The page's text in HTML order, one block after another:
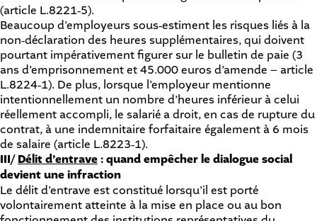
(article L.8221‑5).
Beaucoup d’employeurs sous‑estiment les risques liés à la
non‑déclaration des heures supplémentaires, qui doivent
pourtant impérativement figurer sur le bulletin de paie (3
ans d’emprisonnement et 45.000 euros d’amende – article
L.8224‑1). De plus, lorsque l’employeur mentionne
intentionnellement un nombre d’heures inférieur à celui
réellement accompli, le salarié a droit, en cas de rupture du
contrat, à une indemnitaire forfaitaire également à 6 mois
de salaire (article L.8223‑1).
III/Délit d’entrave: quand empêcher le dialogue social
devient une infraction
Le délit d’entrave est constitué lorsqu’il est porté
volontairement atteinte à la mise en place ou au bon